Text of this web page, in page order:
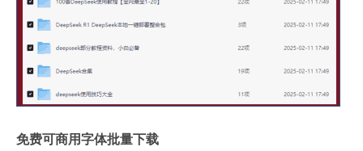
免费可商用字体批量下载